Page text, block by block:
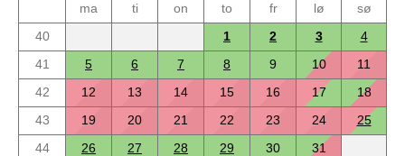
ma
ti on to fr lø
sø
40
1 2 3
4
41
5 6 7 8 9 10
11
42
12 13 14 15 16 17
18
43
19 20 21 22 23 24
25
44
26 27 28 29 30
31